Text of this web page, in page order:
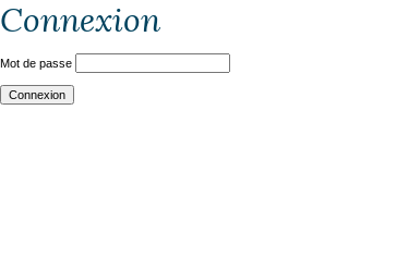
Connexion
Mot de passe